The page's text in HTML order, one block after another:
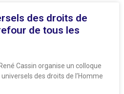
des droits de
de tous les
Cassin organise un colloque
des droits de l’Homme